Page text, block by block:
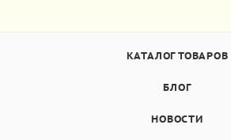
КАТАЛОГ ТОВАРОВ
БЛОГ
НОВОСТИ